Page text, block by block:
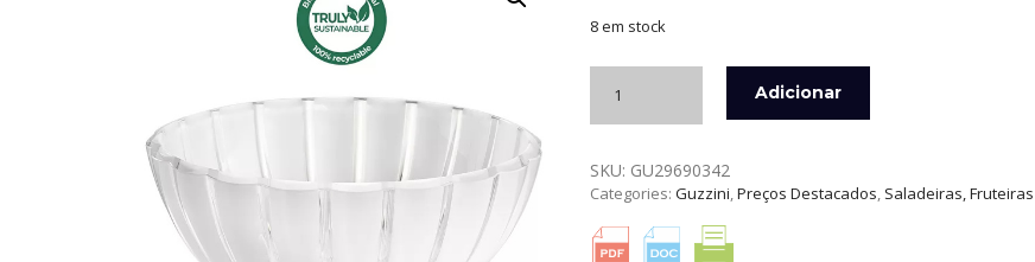
8 em stock
TIGELA
L
30
PÉROLA
Adicionar
SKU: GU29690342
Categories: Guzzini,Preços Destacados, Saladeiras,